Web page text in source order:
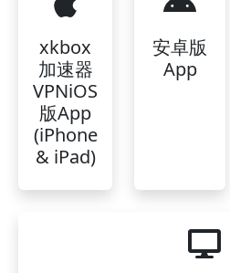
xkbox
加速器
VPNiOS
版App
(iPhone
& iPad)
安卓版
App